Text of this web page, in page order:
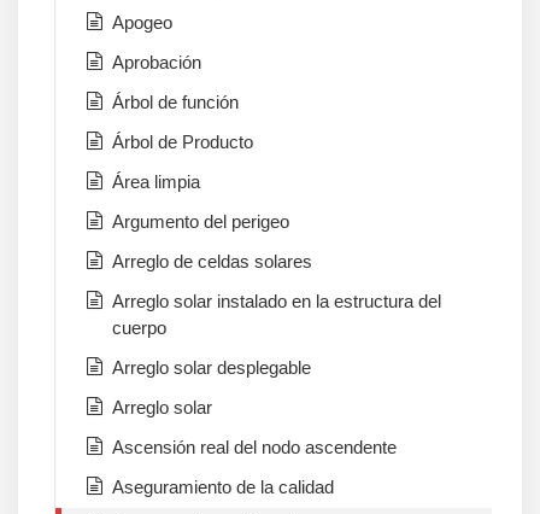
Apogeo
Aprobación
Árbol de función
Árbol de Producto
Área limpia
Argumento del perigeo
Arreglo de celdas solares
Arreglo solar instalado en la estructura del
cuerpo
Arreglo solar desplegable
Arreglo solar
Ascensión real del nodo ascendente
Aseguramiento de la calidad